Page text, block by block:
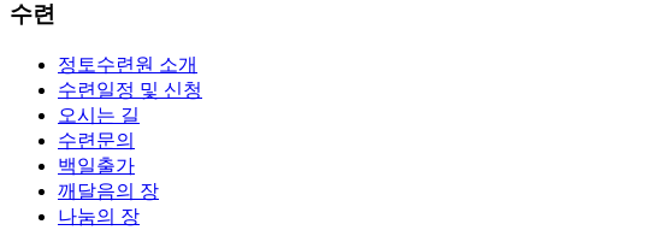
수련
정토수련원 소개
수련일정 및 신청
오시는 길
수련문의
백일출가
깨달음의 장
나눔의 장